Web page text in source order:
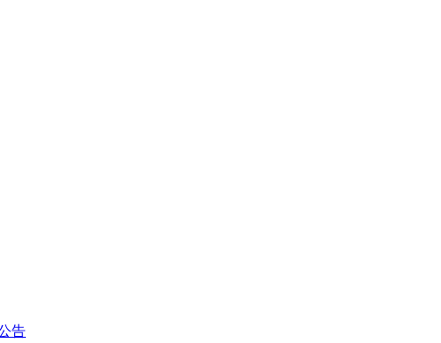
只能在1个分包上中标。如某投标人在两个分包上均排名第一时,按
告